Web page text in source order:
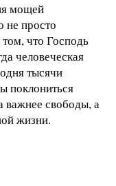
мощей
не просто
что Господь
человеческая
тысячи
поклониться
важнее свободы, а
жизни.